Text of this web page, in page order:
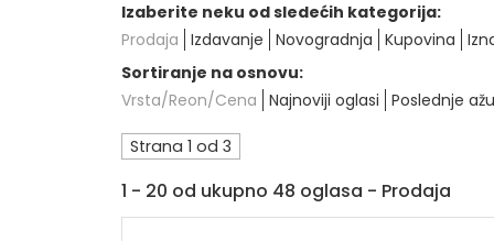
Izaberite neku od sledećih kategorija:
Prodaja Izdavanje Novogradnja Kupovina
Sortiranje na osnovu:
Vrsta/Reon/Cena Najnoviji oglasi Poslednje
Strana 1 od 3
1 - 20 od ukupno 48 oglasa - Prodaja